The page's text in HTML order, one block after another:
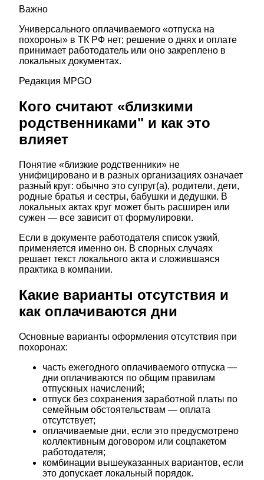
Важно
Универсального оплачиваемого «отпуска на
похороны» в ТК РФ нет; решение о днях и оплате
принимает работодатель или оно закреплено в
локальных документах.
Редакция MPGO
Кого считают «близкими
родственниками" и как это
влияет
Понятие «близкие родственники» не
унифицировано и в разных организациях означает
разный круг: обычно это супруг(а), родители, дети,
родные братья и сестры, бабушки и дедушки. В
локальных актах круг может быть расширен или
сужен — все зависит от формулировки.
Если в документе работодателя список узкий,
применяется именно он. В спорных случаях
решает текст локального акта и сложившаяся
практика в компании.
Какие варианты отсутствия и
как оплачиваются дни
Основные варианты оформления отсутствия при
похоронах:
часть ежегодного оплачиваемого отпуска —
дни оплачиваются по общим правилам
отпускных начислений;
отпуск без сохранения заработной платы по
семейным обстоятельствам — оплата
отсутствует;
оплачиваемые дни, если это предусмотрено
коллективным договором или соцпакетом
работодателя;
комбинации вышеуказанных вариантов, если
это допускает локальный порядок.